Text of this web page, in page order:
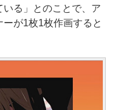
る」とのことで、ア
が1枚1枚作画すると